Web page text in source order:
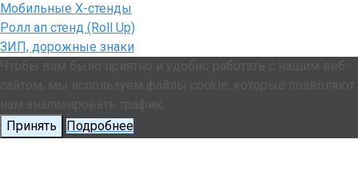
Мобильные Х-стенды
Ролл ап стенд (Roll Up)
ЗИП, дорожные знаки
Принять
Подробнее